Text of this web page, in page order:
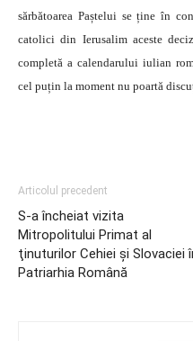
sărbătoarea Paștelui se ține în
catolici din Ierusalim aceste
completă a calendarului iulian
cel puțin la moment nu poartă
Articolul precedent
S-a încheiat vizita
Mitropolitului Primat al
ţinuturilor Cehiei şi Slovaciei
Patriarhia Română